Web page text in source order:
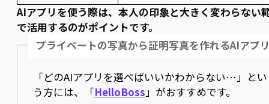
AIアプリを使う際は、本人の印象と大きく変わらない
で活用するのがポイントです。
プライベートの写真から証明写真を作れるAIアプ
「どのAIアプリを選べばいいかわからない…」とい
う方には、「HelloBoss」がおすすめです。